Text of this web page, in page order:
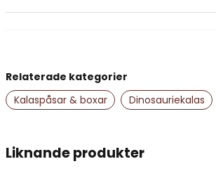
name
Namn
email
Mejladress
Liknande produkter
Relaterade kategorier
Kalaspåsar & boxar
Dinosauriekalas